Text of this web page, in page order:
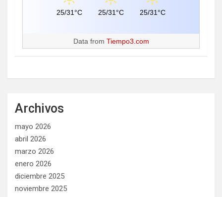
25/31°C 25/31°C 25/31°C
Data from Tiempo3.com
Archivos
mayo 2026
abril 2026
marzo 2026
enero 2026
diciembre 2025
noviembre 2025